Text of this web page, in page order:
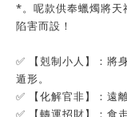
*。呢款供奉蠟燭將天
陷害而設！
✅ 【剋制小人】：將
遁形。
✅ 【化解官非】：遠
✅ 【轉運招財】：食